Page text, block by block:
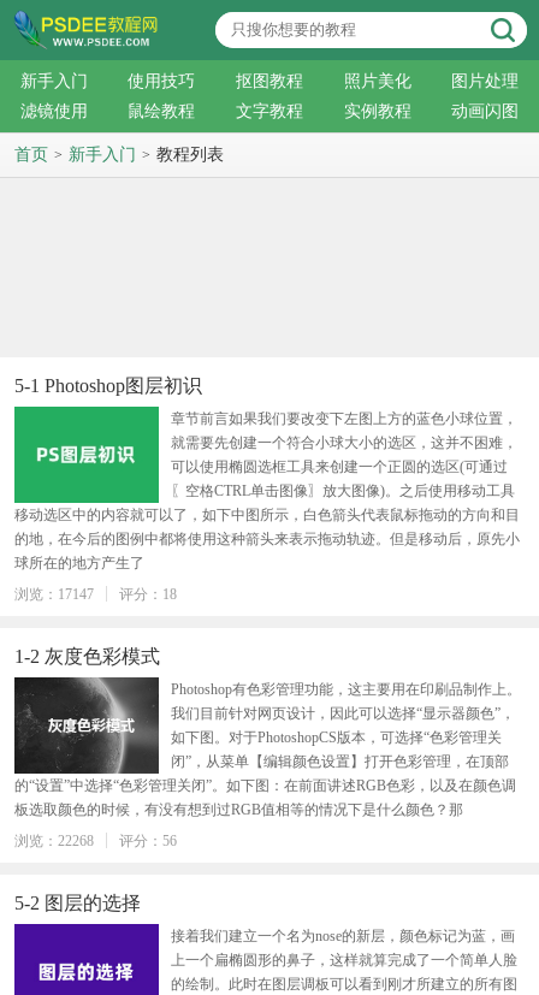
新手入门 使用技巧 抠图教程 照片美化
图片处理
滤镜使用
鼠绘教程 文字教程 实例教程 动画闪图
首页 > 新手入门 > 教程列表
5-1 Photoshop图层初识
章节前言如果我们要改变下左图上方的蓝色小球位置，
就需要先创建一个符合小球大小的选区，这并不困难，
可以使用椭圆选框工具来创建一个正圆的选区(可通过
〖空格CTRL单击图像〗放大图像)。之后使用移动工具
移动选区中的内容就可以了，如下中图所示，白色箭头代表鼠标拖动的方向和目
的地，在今后的图例中都将使用这种箭头来表示拖动轨迹。但是移动后，原先小
球所在的地方产生了
浏览：17147
评分：18
1-2 灰度色彩模式
Photoshop有色彩管理功能，这主要用在印刷品制作上。
我们目前针对网页设计，因此可以选择“显示器颜色”，
如下图。对于PhotoshopCS版本，可选择“色彩管理关
闭”，从菜单【编辑颜色设置】打开色彩管理，在顶部
的“设置”中选择“色彩管理关闭”。如下图：在前面讲述RGB色彩，以及在颜色调
板选取颜色的时候，有没有想到过RGB值相等的情况下是什么颜色？那
浏览：22268
评分：56
5-2 图层的选择
接着我们建立一个名为nose的新层，颜色标记为蓝，画
上一个扁椭圆形的鼻子，这样就算完成了一个简单人脸
的绘制。此时在图层调板可以看到刚才所建立的所有图